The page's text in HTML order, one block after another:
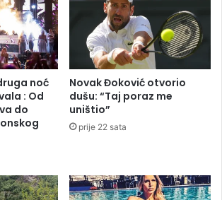
noć
: Od
do
Novak Đoković otvorio
dušu: “Taj poraz me
uništio”
prije 22 sata